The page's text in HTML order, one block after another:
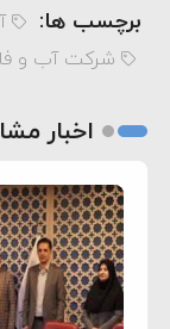
برچسب ها:
شرکت آب و
اخبار